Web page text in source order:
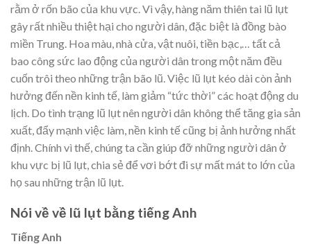
rằm ở rốn bão của khu vực. Vì vậy, hàng năm thiên tai lũ lụt
gây rất nhiều thiệt hại cho người dân, đặc biệt là đồng bào
miền Trung. Hoa màu, nhà cửa, vật nuôi, tiền bạc,… tất cả
bao công sức lao động của người dân trong một năm đều
cuốn trôi theo những trận bão lũ. Việc lũ lụt kéo dài còn ảnh
hưởng đến nền kinh tế, làm giảm “tức thời” các hoạt động du
lịch. Do tình trạng lũ lụt nên người dân không thể tăng gia sản
xuất, đẩy mạnh việc làm, nền kinh tế cũng bị ảnh hưởng nhất
định. Chính vì thế, chúng ta cần giúp đỡ những người dân ở
khu vực bị lũ lụt, chia sẻ để vơi bớt đi sự mất mát to lớn của
họ sau những trận lũ lụt.
Nói về về lũ lụt bằng tiếng Anh
Tiếng Anh